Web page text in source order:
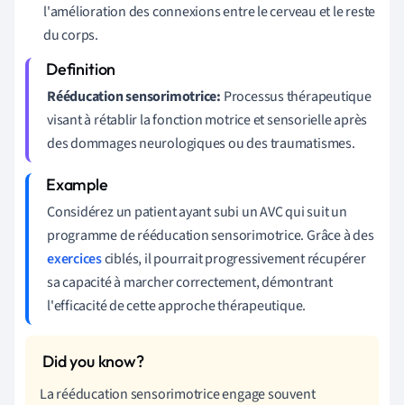
l'amélioration des connexions entre le cerveau et le reste
du corps.
Rééducation sensorimotrice: Processus thérapeutique
visant à rétablir la fonction motrice et sensorielle après
des dommages neurologiques ou des traumatismes.
Considérez un patient ayant subi un AVC qui suit un
programme de rééducation sensorimotrice. Grâce à des
exercicesciblés, il pourrait progressivement récupérer
sa capacité à marcher correctement, démontrant
l'efficacité de cette approche thérapeutique.
La rééducation sensorimotrice engage souvent